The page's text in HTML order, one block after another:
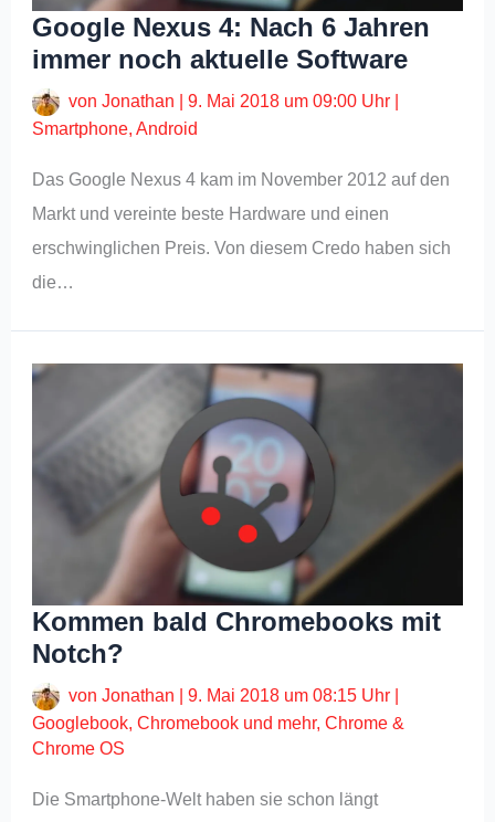
Google Nexus 4: Nach 6 Jahren
immer noch aktuelle Software
vonJonathan |9. Mai 2018 um 09:00 Uhr
Smartphone,Android
Das Google Nexus 4 kam im November 2012 auf den
Markt und vereinte beste Hardware und einen
erschwinglichen Preis. Von diesem Credo haben sich
die…
Kommen bald Chromebooks mit
Notch?
vonJonathan |9. Mai 2018 um 08:15 Uhr
Googlebook, Chromebook und mehr,Chrome &
Chrome OS
Die Smartphone-Welt haben sie schon längt